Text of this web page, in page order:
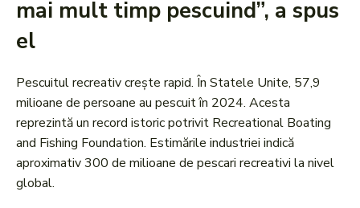
mai mult timp pescuind”, a spus
el
Pescuitul recreativ crește rapid. În Statele Unite, 57,9
milioane de persoane au pescuit în 2024. Acesta
reprezintă un record istoric potrivit Recreational Boating
and Fishing Foundation. Estimările industriei indică
aproximativ 300 de milioane de pescari recreativi la nivel
global.